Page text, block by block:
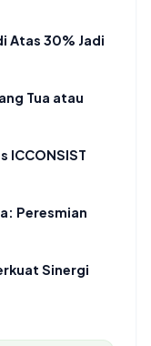
Atas 30% Jadi
Tua atau
ICCONSIST
Peresmian
Sinergi